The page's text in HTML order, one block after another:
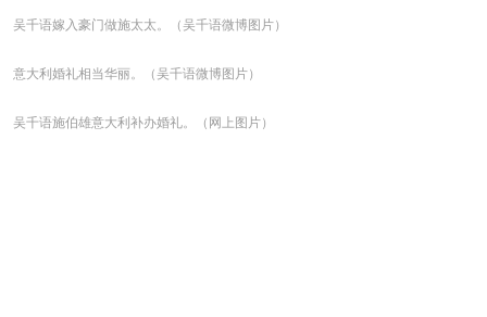
吴千语嫁入豪门做施太太。（吴千语微博图片）
意大利婚礼相当华丽。（吴千语微博图片）
吴千语施伯雄意大利补办婚礼。（网上图片）